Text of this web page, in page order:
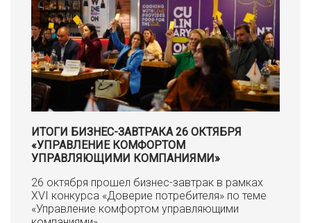
ИТОГИ БИЗНЕС-ЗАВТРАКА 26 ОКТЯБРЯ
«УПРАВЛЕНИЕ КОМФОРТОМ
УПРАВЛЯЮЩИМИ КОМПАНИЯМИ»
26 октября прошел бизнес-завтрак в рамках
XVI конкурса «Доверие потребителя» по теме
«Управление комфортом управляющими